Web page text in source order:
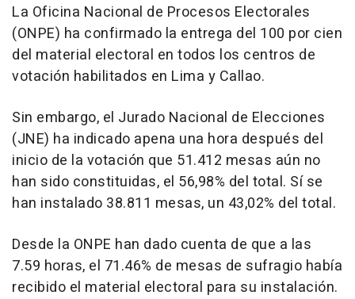
La Oficina Nacional de Procesos Electorales
(ONPE) ha confirmado la entrega del 100 por cien
del material electoral en todos los centros de
votación habilitados en Lima y Callao.
Sin embargo, el Jurado Nacional de Elecciones
(JNE) ha indicado apena una hora después del
inicio de la votación que 51.412 mesas aún no
han sido constituidas, el 56,98% del total. Sí se
han instalado 38.811 mesas, un 43,02% del total.
Desde la ONPE han dado cuenta de que a las
7.59 horas, el 71.46% de mesas de sufragio había
recibido el material electoral para su instalación.